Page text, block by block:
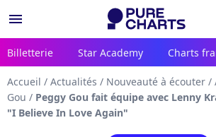
menu
Billetterie Star Academy Charts
Accueil / Actualités / Nouveauté à écouter /
Gou / Peggy Gou fait équipe avec Lenny
"I Believe In Love Again"